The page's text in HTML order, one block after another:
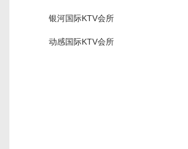
银河国际KTV会所
动感国际KTV会所